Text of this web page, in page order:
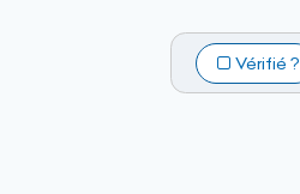
Vérifié ?